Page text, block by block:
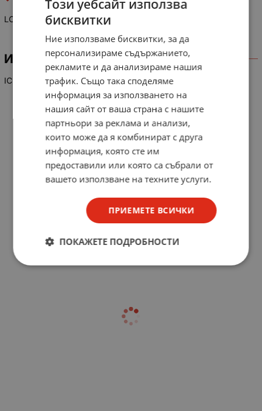
LC 7232-8440
ИНФОРМАЦИЯ
IC
Този уебсайт използва
бисквитки
Ние използваме бисквитки, за да
персонализираме съдържанието,
рекламите и да анализираме нашия
трафик. Също така споделяме
информация за използването на
нашия сайт от ваша страна с нашите
партньори за реклама и анализи,
които може да я комбинират с друга
информация, която сте им
предоставили или която са събрали от
вашето използване на техните услуги.
ПРИЕМЕТЕ ВСИЧКИ
ПОКАЖЕТЕ ПОДРОБНОСТИ